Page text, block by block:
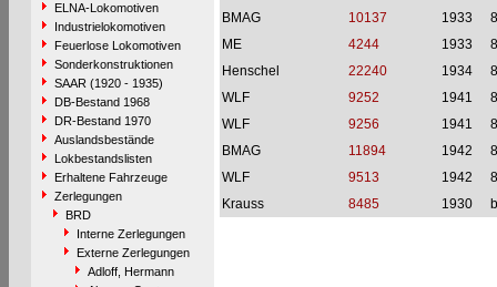
ELNA-Lokomotiven
Industrielokomotiven
Feuerlose Lokomotiven
Sonderkonstruktionen
SAAR (1920 - 1935)
DB-Bestand 1968
DR-Bestand 1970
Auslandsbestände
Lokbestandslisten
Erhaltene Fahrzeuge
Zerlegungen
BRD
Interne Zerlegungen
Externe Zerlegungen
Adloff, Hermann
BMAG
10137 1933
ME
4244 1933
Henschel
22240 1934
WLF
9252 1941
WLF
9256 1941
BMAG
11894 1942
WLF
9513 1942
Krauss
8485 1930